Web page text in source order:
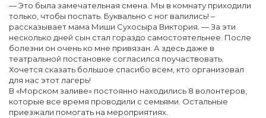
— Это была замечательная смена. Мы в комнату приходили
только, чтобы поспать. Буквально с ног валились! –
рассказывает мама Миши Сухосыра Виктория. — За эти
несколько дней сын стал гораздо самостоятельнее. После
болезни он очень ко мне привязан. А здесь даже в
театральной постановке согласился поучаствовать.
Хочется сказать большое спасибо всем, кто организовал
для нас этот лагерь!
В «Морском заливе» постоянно находились 8 волонтеров,
которые все время проводили с семьями. Остальные
приезжали помогать на мероприятиях.